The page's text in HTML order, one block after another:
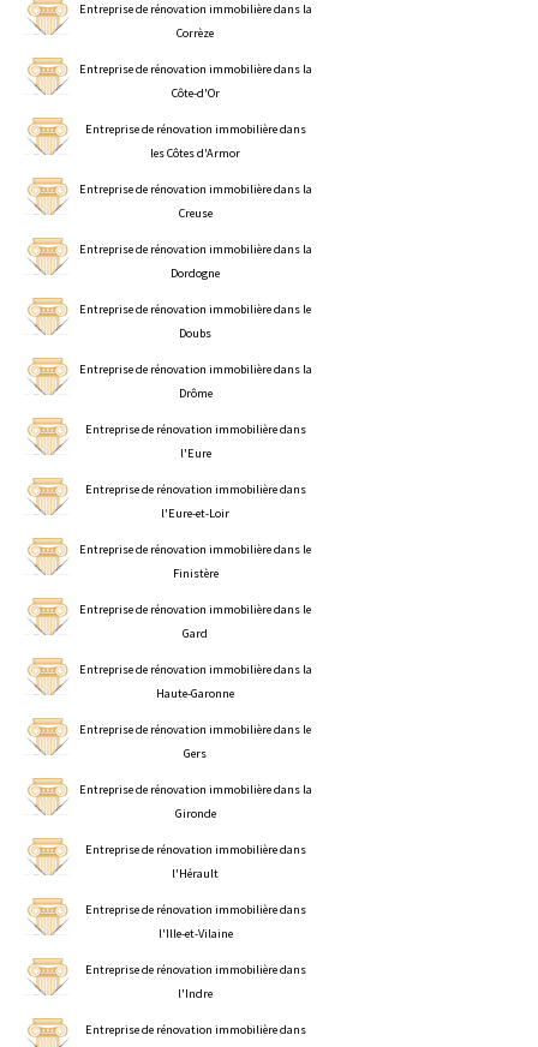
Entreprise de rénovation immobilière dans la
Corrèze
Entreprise de rénovation immobilière dans la
Côte-d'Or
Entreprise de rénovation immobilière dans
les Côtes d'Armor
Entreprise de rénovation immobilière dans la
Creuse
Entreprise de rénovation immobilière dans la
Dordogne
Entreprise de rénovation immobilière dans le
Doubs
Entreprise de rénovation immobilière dans la
Drôme
Entreprise de rénovation immobilière dans
l'Eure
Entreprise de rénovation immobilière dans
l'Eure-et-Loir
Entreprise de rénovation immobilière dans le
Finistère
Entreprise de rénovation immobilière dans le
Gard
Entreprise de rénovation immobilière dans la
Haute-Garonne
Entreprise de rénovation immobilière dans le
Gers
Entreprise de rénovation immobilière dans la
Gironde
Entreprise de rénovation immobilière dans
l'Hérault
Entreprise de rénovation immobilière dans
l'Ille-et-Vilaine
Entreprise de rénovation immobilière dans
l'Indre
Entreprise de rénovation immobilière dans